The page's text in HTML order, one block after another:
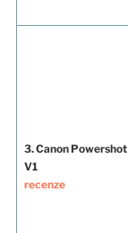
3. Canon Powershot
V1
recenze